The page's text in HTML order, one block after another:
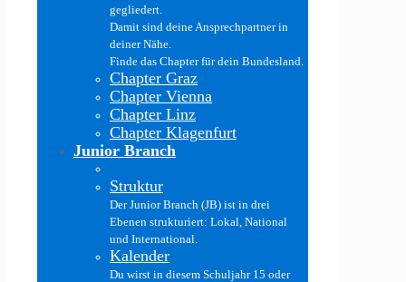
gegliedert.
Damit sind deine Ansprechpartner in
deiner Nähe.
Finde das Chapter für dein Bundesland.
Chapter Graz
Chapter Vienna
Chapter Linz
Chapter Klagenfurt
Junior Branch
Struktur
Der Junior Branch (JB) ist in drei
Ebenen strukturiert: Lokal, National
und International.
Kalender
Du wirst in diesem Schuljahr 15 oder